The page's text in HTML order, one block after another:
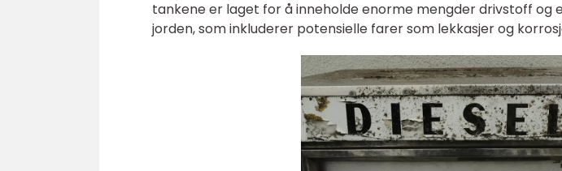
tankene er laget for å inneholde enorme mengder drivstoff og
jorden, som inkluderer potensielle farer som lekkasjer og